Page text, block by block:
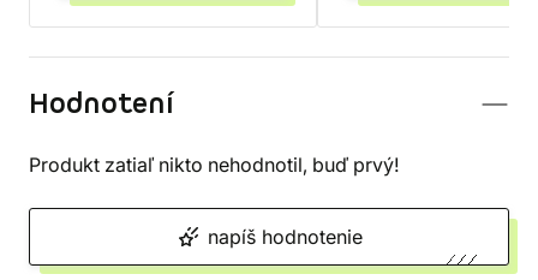
Hodnotení
Produkt zatiaľ nikto nehodnotil, buď prvý!
napíš hodnotenie